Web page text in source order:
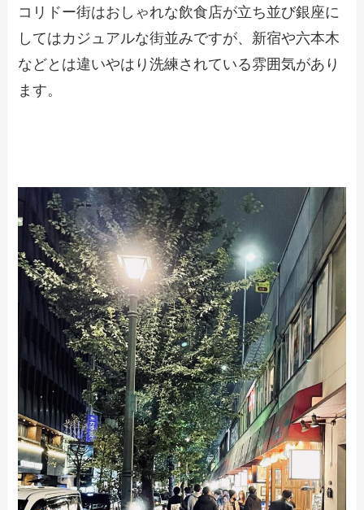
コリドー街はおしゃれな飲食店が立ち並び銀座に
してはカジュアルな街並みですが、新宿や六本木
などとは違いやはり洗練されている雰囲気があり
ます。